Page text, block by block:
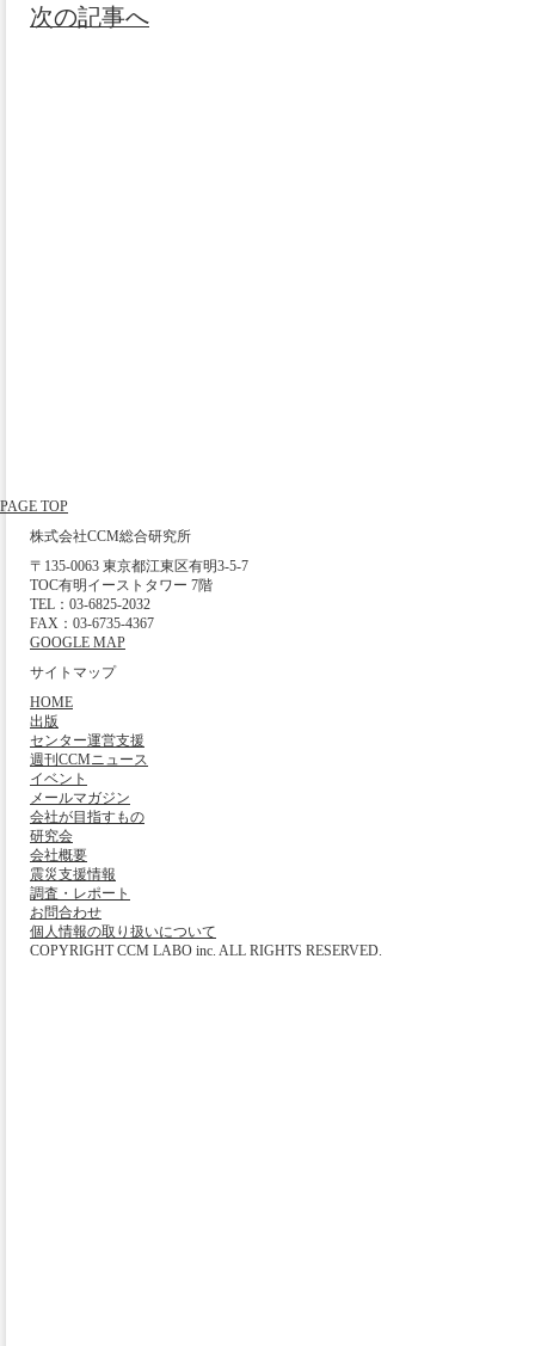
次の記事へ
PAGE TOP
株式会社CCM総合研究所
〒135-0063 東京都江東区有明3-5-7
TOC有明イーストタワー 7階
TEL：03-6825-2032
FAX：03-6735-4367
GOOGLE MAP
サイトマップ
HOME
出版
センター運営支援
週刊CCMニュース
イベント
メールマガジン
会社が目指すもの
研究会
会社概要
震災支援情報
調査・レポート
お問合わせ
個人情報の取り扱いについて
COPYRIGHT CCM LABO inc. ALL RIGHTS RESERVED.